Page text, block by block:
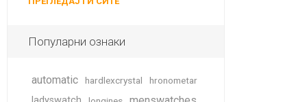
Популарни ознаки
automatic hardlexcrystal hronometar